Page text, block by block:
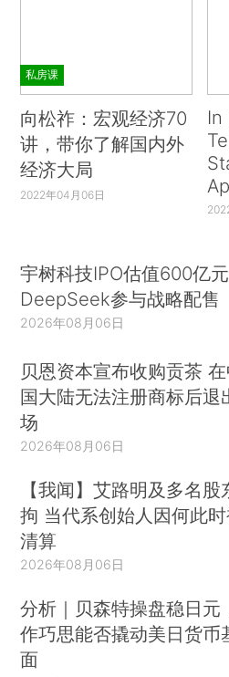
私房课
向松祚：宏观经济70
讲，带你了解国内外
经济大局
2022年04月06日
In
宇树科技IPO估值600亿元
DeepSeek参与战略配售
2026年08月06日
贝恩资本宣布收购贡茶 在
国大陆无法注册商标后退
场
2026年08月06日
【我闻】艾路明及多名股
拘 当代系创始人因何此
清算
2026年08月06日
分析｜贝森特操盘稳日元
作巧思能否撬动美日货币
面